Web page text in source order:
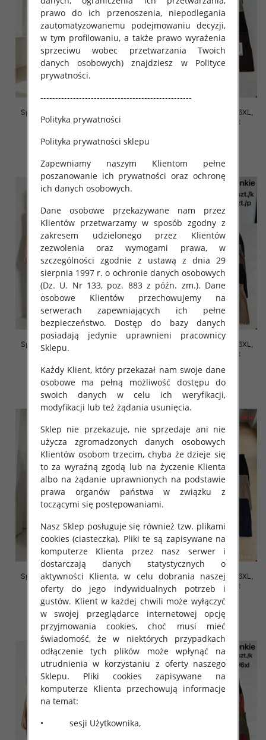
Spodnie damskie Roz 2XL-6XL,
Mix Kolor Paczka 12 szt
16.00 zł
Spodnie damskie Roz 2XL-6XL,
Mix Kolor Paczka 12 szt
Spodnie damskie Roz 2XL-6XL,
Mix Kolor Paczka 12 szt
16.00 zł
szczegóły
Spodnie damskie Roz 2XL-6XL,
Mix Kolor Paczka 12 szt
16.00 zł
szczegóły
Spodnie damskie Roz 2XL-6XL,
Mix Kolor Paczka 12 szt
16.00 zł
szczegóły
Spodnie damskie Roz 2XL-6XL,
Mix Kolor Paczka 12 szt
16.00 zł
szczegóły
prawo do ich przenoszenia, niepodlegania
zautomatyzowanemu podejmowaniu decyzji,
w tym profilowaniu, a także prawo wyrażenia
sprzeciwu wobec przetwarzania Twoich
danych osobowych) znajdziesz w Polityce
prywatności.
---------------------------------------------------
Polityka prywatności
Polityka prywatności sklepu
Zapewniamy naszym Klientom pełne
poszanowanie ich prywatności oraz ochronę
ich danych osobowych.
Dane osobowe przekazywane nam przez
Klientów przetwarzamy w sposób zgodny z
zakresem udzielonego przez Klientów
zezwolenia oraz wymogami prawa, w
szczególności zgodnie z ustawą z dnia 29
sierpnia 1997 r. o ochronie danych osobowych
(Dz. U. Nr 133, poz. 883 z późn. zm.). Dane
osobowe Klientów przechowujemy na
serwerach zapewniających ich pełne
bezpieczeństwo. Dostęp do bazy danych
posiadają jedynie uprawnieni pracownicy
Sklepu.
Każdy Klient, który przekazał nam swoje dane
osobowe ma pełną możliwość dostępu do
swoich danych w celu ich weryfikacji,
modyfikacji lub też żądania usunięcia.
Sklep nie przekazuje, nie sprzedaje ani nie
użycza zgromadzonych danych osobowych
Klientów osobom trzecim, chyba że dzieje się
to za wyraźną zgodą lub na życzenie Klienta
albo na żądanie uprawnionych na podstawie
prawa organów państwa w związku z
toczącymi się postępowaniami.
Nasz Sklep posługuje się również tzw. plikami
cookies (ciasteczka). Pliki te są zapisywane na
komputerze Klienta przez nasz serwer i
dostarczają danych statystycznych o
aktywności Klienta, w celu dobrania naszej
oferty do jego indywidualnych potrzeb i
gustów. Klient w każdej chwili może wyłączyć
w swojej przeglądarce internetowej opcję
przyjmowania cookies, choć musi mieć
świadomość, że w niektórych przypadkach
odłączenie tych plików może wpłynąć na
utrudnienia w korzystaniu z oferty naszego
Sklepu. Pliki cookies zapisywane na
komputerze Klienta przechowują informacje
na temat:
• sesji Użytkownika,